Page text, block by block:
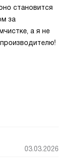
становится
за
а я не
03.03.2026